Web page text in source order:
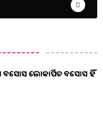
ଅବସୋସ ଲୋକାର୍ପିତ ଅବସୋସ ହିଁ